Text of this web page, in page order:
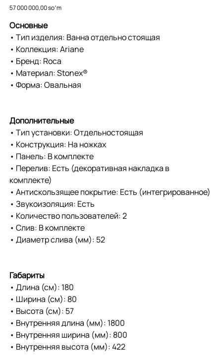
Price
57 000 000,00 soʻm
Основные
• Тип изделия: Ванна отдельно стоящая
• Коллекция: Ariane
• Бренд: Roca
• Материал: Stonex®
• Форма: Овальная
Дополнительные
• Тип установки: Отдельностоящая
• Конструкция: На ножках
• Панель: В комплекте
• Перелив: Есть (декоративная накладка в
комплекте)
• Антискользящее покрытие: Есть (интегрированное)
• Звукоизоляция: Есть
• Количество пользователей: 2
• Слив: В комплекте
• Диаметр слива (мм): 52
Габариты
• Длина (см): 180
• Ширина (см): 80
• Высота (см): 57
• Внутренняя длина (мм): 1800
• Внутренняя ширина (мм): 800
• Внутренняя высота (мм): 422